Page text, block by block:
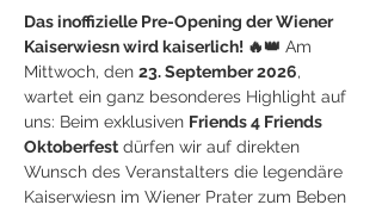
Das inoffizielle Pre-Opening der Wiener
Kaiserwiesn wird kaiserlich! 🔥👑 Am
Mittwoch, den 23. September 2026,
wartet ein ganz besonderes Highlight auf
uns: Beim exklusiven Friends 4 Friends
Oktoberfest dürfen wir auf direkten
Wunsch des Veranstalters die legendäre
Kaiserwiesn im Wiener Prater zum Beben